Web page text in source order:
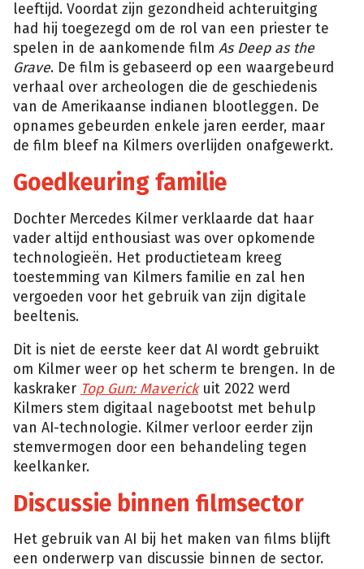
leeftijd. Voordat zijn gezondheid achteruitging
had hij toegezegd om de rol van een priester te
spelen in de aankomende film As Deep as the
Grave. De film is gebaseerd op een waargebeurd
verhaal over archeologen die de geschiedenis
van de Amerikaanse indianen blootleggen. De
opnames gebeurden enkele jaren eerder, maar
de film bleef na Kilmers overlijden onafgewerkt.
Goedkeuring familie
Dochter Mercedes Kilmer verklaarde dat haar
vader altijd enthousiast was over opkomende
technologieën. Het productieteam kreeg
toestemming van Kilmers familie en zal hen
vergoeden voor het gebruik van zijn digitale
beeltenis.
Dit is niet de eerste keer dat AI wordt gebruikt
om Kilmer weer op het scherm te brengen. In de
kaskraker Top Gun: Maverickuit 2022 werd
Kilmers stem digitaal nagebootst met behulp
van AI-technologie. Kilmer verloor eerder zijn
stemvermogen door een behandeling tegen
keelkanker.
Discussie binnen filmsector
Het gebruik van AI bij het maken van films blijft
een onderwerp van discussie binnen de sector.